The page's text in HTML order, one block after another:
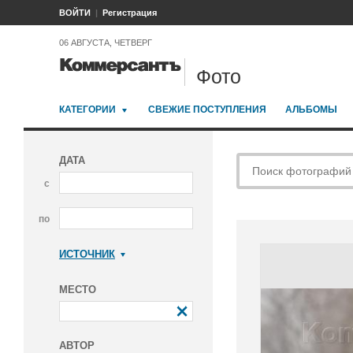
ВОЙТИ Регистрация
06 АВГУСТА, ЧЕТВЕРГ
Фото
КАТЕГОРИИ СВЕЖИЕ ПОСТУПЛЕНИЯ АЛЬБОМЫ
ДАТА
с
по
ИСТОЧНИК
МЕСТО
АВТОР